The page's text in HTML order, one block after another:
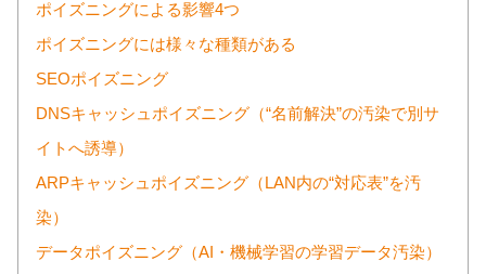
ポイズニングによる影響4つ
ポイズニングには様々な種類がある
SEOポイズニング
DNSキャッシュポイズニング（“名前解決”の汚染で別サ
イトへ誘導）
ARPキャッシュポイズニング（LAN内の“対応表”を汚
染）
データポイズニング（AI・機械学習の学習データ汚染）